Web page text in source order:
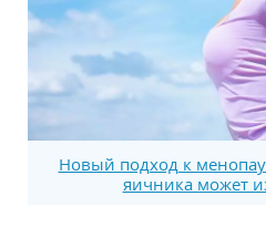
Новый подход к
яичника может